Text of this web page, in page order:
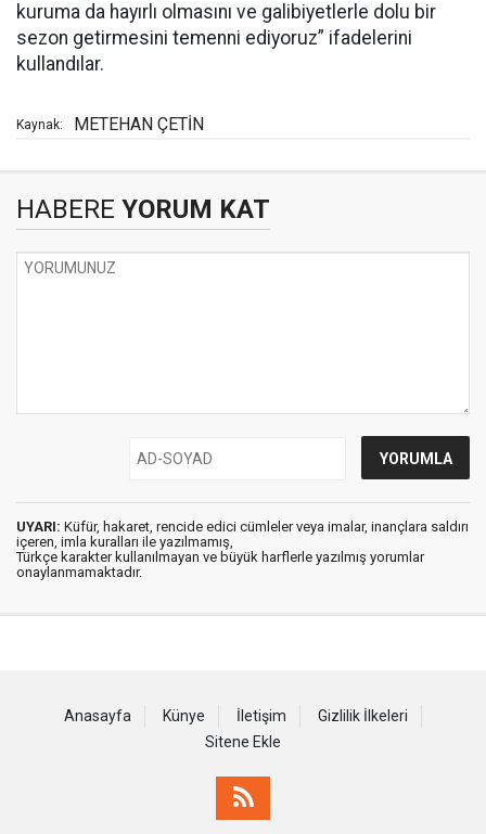
kuruma da hayırlı olmasını ve galibiyetlerle dolu bir
sezon getirmesini temenni ediyoruz” ifadelerini
kullandılar.
Kaynak: METEHAN ÇETİN
HABERE YORUM KAT
UYARI: Küfür, hakaret, rencide edici cümleler veya imalar, inançlara saldırı
içeren, imla kuralları ile yazılmamış,
Türkçe karakter kullanılmayan ve büyük harflerle yazılmış yorumlar
onaylanmamaktadır.
Anasayfa Künye İletişim
Gizlilik İlkeleri
Sitene Ekle